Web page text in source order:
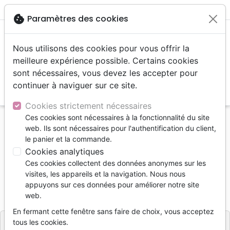
menu
Accueil Livres
Combat spirituel
Destruction des épines sataniques
Destruction des épines sataniques
OASIS
RéférenceOAS7446 EAN9782369574460
Editeur Oasis
cookie Paramètres des cookies
Nous utilisons des cookies pour vous offrir la
meilleure expérience possible. Certains cookies
sont nécessaires, vous devez les accepter pour
continuer à naviguer sur ce site.
Cookies strictement nécessaires
Ces cookies sont nécessaires à la fonctionnalité du site
web. Ils sont nécessaires pour l'authentification du client,
le panier et la commande.
Cookies analytiques
Ces cookies collectent des données anonymes sur les
visites, les appareils et la navigation. Nous nous
appuyons sur ces données pour améliorer notre site
web.
En fermant cette fenêtre sans faire de choix, vous acceptez
tous les cookies.